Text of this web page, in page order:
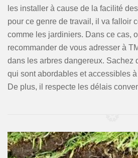
les installer à cause de la facilité
pour ce genre de travail, il va falloir
comme les jardiniers. Dans ce cas,
recommander de vous adresser à
dans les arbres dangereux. Sachez
qui sont abordables et accessibles
De plus, il respecte les délais